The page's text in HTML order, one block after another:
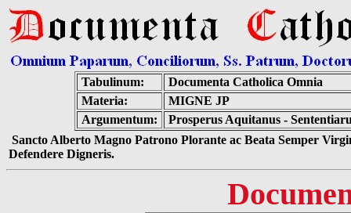
Tabulinum:
Documenta Catholica Omnia
Materia:
MIGNE JP
Argumentum:
Prosperus Aquitanus -
Sancto Alberto Magno Patrono Plorante ac Beata Semper
Defendere Digneris.